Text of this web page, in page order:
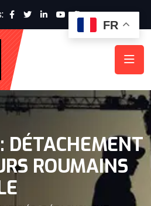
DÉTACHEMENT
ROUMAINS
FR